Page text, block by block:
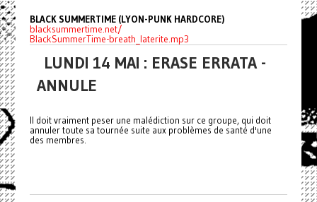
BLACK SUMMERTIME (LYON-PUNK HARDCORE)
blacksummertime.net/
BlackSummerTime-breath_laterite.mp3
LUNDI 14 MAI : ERASE ERRATA -
ANNULE
Il doit vraiment peser une malédiction sur ce groupe, qui doit
annuler toute sa tournée suite aux problèmes de santé d'une
des membres.